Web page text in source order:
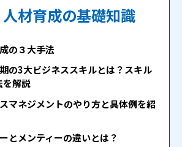
人材育成の基礎知識
の３大手法
の3大ビジネススキルとは？スキル
を解説
マネジメントのやり方と具体例を紹
とメンティーの違いとは？